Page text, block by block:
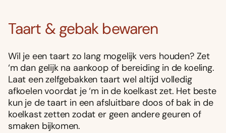
Taart & gebak bewaren
Wil je een taart zo lang mogelijk vers houden? Zet
‘m dan gelijk na aankoop of bereiding in de koeling.
Laat een zelfgebakken taart wel altijd volledig
afkoelen voordat je ‘m in de koelkast zet. Het beste
kun je de taart in een afsluitbare doos of bak in de
koelkast zetten zodat er geen andere geuren of
smaken bijkomen.